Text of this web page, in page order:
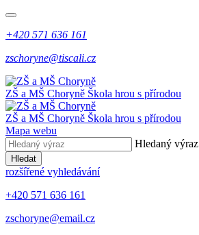
+420 571 636 161
zschoryne@tiscali.cz
ZŠ a MŠ Choryně Škola hrou s přírodou
ZŠ a MŠ Choryně Škola hrou s přírodou
Mapa webu
Hledaný výraz
Hledat
rozšířené vyhledávání
+420 571 636 161
zschoryne@email.cz